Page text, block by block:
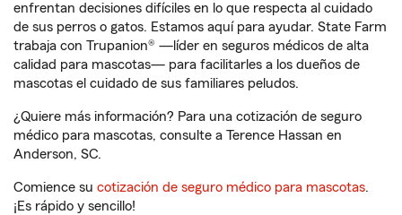
enfrentan decisiones difíciles en lo que respecta al cuidado
de sus perros o gatos. Estamos aquí para ayudar. State Farm
trabaja con Trupanion® —líder en seguros médicos de alta
calidad para mascotas— para facilitarles a los dueños de
mascotas el cuidado de sus familiares peludos.
¿Quiere más información? Para una cotización de seguro
médico para mascotas, consulte a Terence Hassan en
Anderson, SC.
Comience su cotización de seguro médico para mascotas.
¡Es rápido y sencillo!